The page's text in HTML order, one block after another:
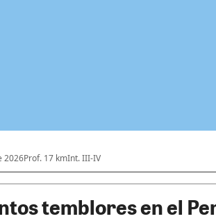
2026Prof. 17 kmInt. III-IV
temblores en el